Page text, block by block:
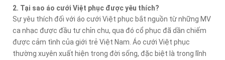
2. Tại sao áo cưới Việt phục được yêu thích?
Sự yêu thích đối với áo cưới Việt phục bắt nguồn từ những MV
ca nhạc được đầu tư chỉn chu, qua đó cổ phục đã dần chiếm
được cảm tình của giới trẻ Việt Nam. Áo cưới Việt phục
thường xuyên xuất hiện trong đời sống, đặc biệt là trong lĩnh